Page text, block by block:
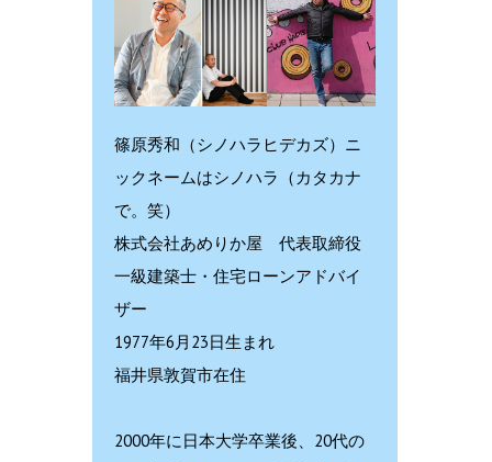
篠原秀和（シノハラヒデカズ）ニ
ックネームはシノハラ（カタカナ
で。笑）
株式会社あめりか屋 代表取締役
一級建築士・住宅ローンアドバイ
ザー
1977年6月23日生まれ
福井県敦賀市在住
2000年に日本大学卒業後、20代の